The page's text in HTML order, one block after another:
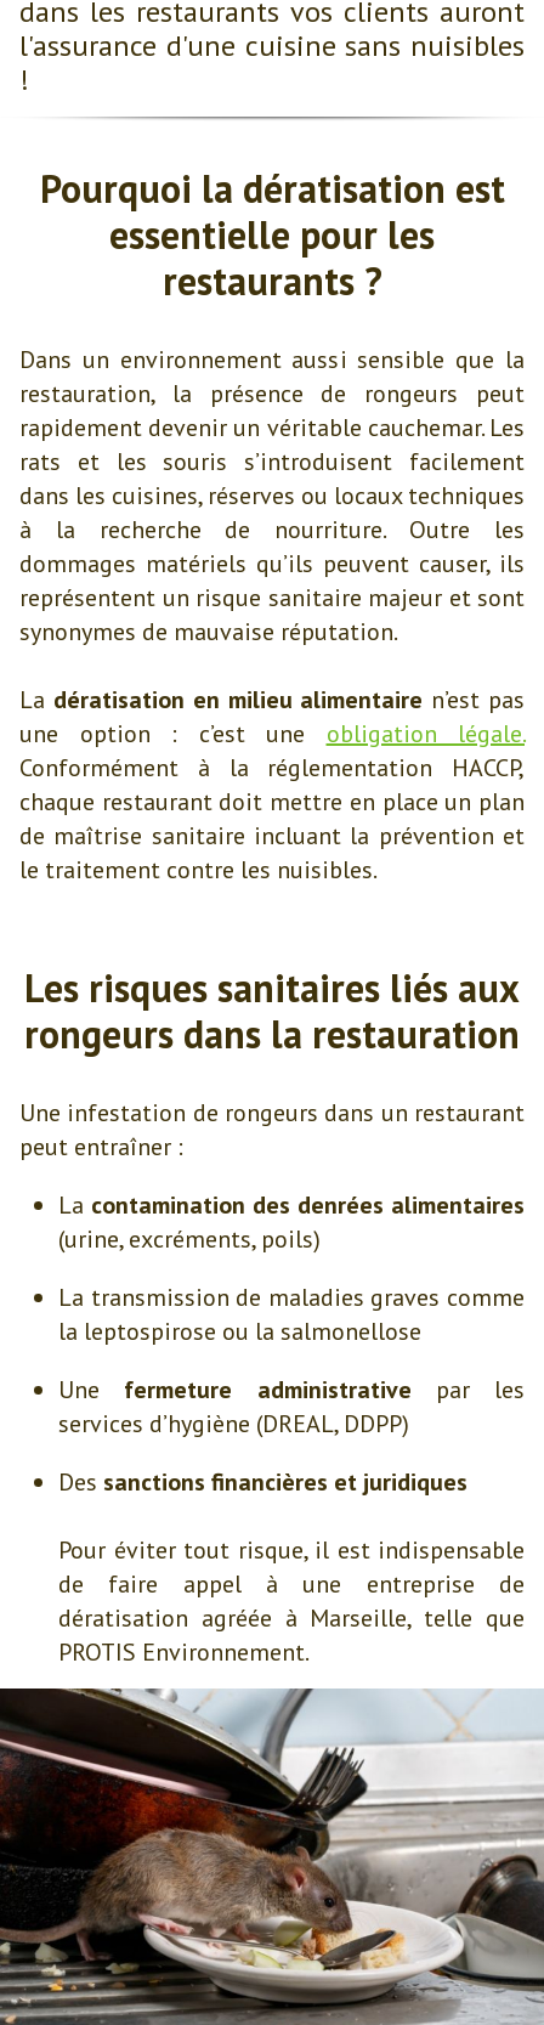
dans les restaurants vos clients auront
l'assurance d'une cuisine sans nuisibles
!
Pourquoi la dératisation est
essentielle pour les
restaurants ?
Dans un environnement aussi sensible que la
restauration, la présence de rongeurs peut
rapidement devenir un véritable cauchemar. Les
rats et les souris s’introduisent facilement
dans les cuisines, réserves ou locaux techniques
à la recherche de nourriture. Outre les
dommages matériels qu’ils peuvent causer, ils
représentent un risque sanitaire majeur et sont
synonymes de mauvaise réputation.
La dératisation en milieu alimentaire n’est pas
une option : c’est une obligation légale.
Conformément à la réglementation HACCP,
chaque restaurant doit mettre en place un plan
de maîtrise sanitaire incluant la prévention et
le traitement contre les nuisibles.
Les risques sanitaires liés aux
rongeurs dans la restauration
Une infestation de rongeurs dans un restaurant
peut entraîner :
La contamination des denrées alimentaires
(urine, excréments, poils)
La transmission de maladies graves comme
la leptospirose ou la salmonellose
Une fermeture administrative par les
services d’hygiène (DREAL, DDPP)
Des sanctions financières et juridiques
Pour éviter tout risque, il est indispensable
de faire appel à une entreprise de
dératisation agréée à Marseille, telle que
PROTIS Environnement.